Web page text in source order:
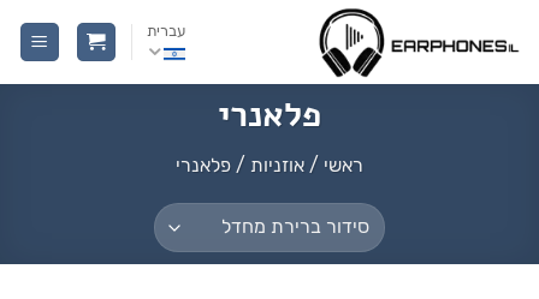
content
עברית
פלאנרי
ראשי / אוזניות / פלאנרי